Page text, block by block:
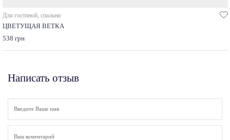
Для гостиной, спальни
ЦВЕТУЩАЯ ВЕТКА
538 грн
Написать отзыв